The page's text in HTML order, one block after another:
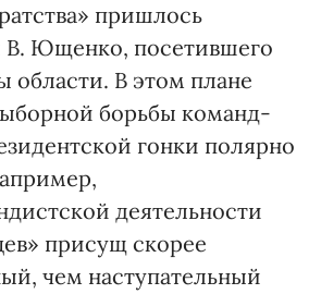
пришлось
В. Ющенко, посетившего
В этом плане
борьбы команд-
гонки полярно
деятельности
присущ скорее
чем наступательный